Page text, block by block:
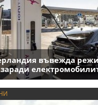
въвежда
заради